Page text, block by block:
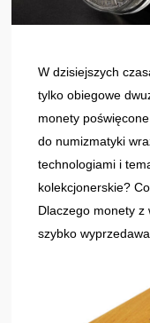
W dzisiejszych
tylko obiegowe
monety
do numizmatyki
technologiami i
kolekcjonerskie?
Dlaczego monety z
szybko